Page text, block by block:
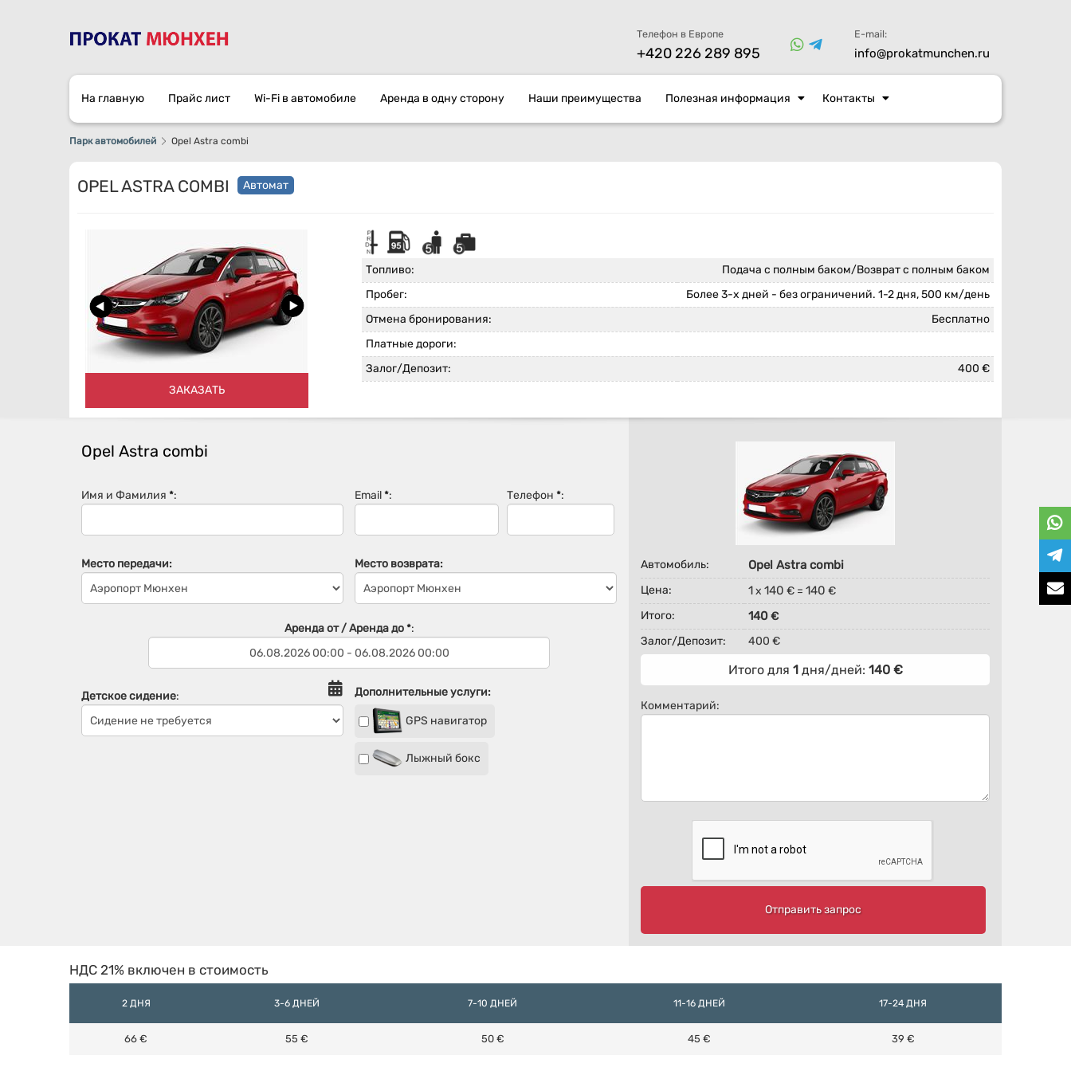
Телефон в Европе
+420 226 289 895
E-mail:
info@prokatmunchen.ru
На главную Прайс лист Wi-Fi в автомобиле Аренда в одну сторону Наши преимущества Полезная информация Контакты
Парк автомобилей Opel Astra combi
OPEL ASTRA COMBI Автомат
ЗАКАЗАТЬ
Топливо:
Подача с полным баком/Возврат с полным баком
Пробег:
Более 3-х дней - без ограничений. 1-2 дня, 500 км/день
Отмена бронирования:
Бесплатно
Платные дороги:
Залог/Депозит:
400 €
Opel Astra combi
Имя и Фамилия *: Email*: Телефон *:
Место передачи: Место возврата:
Аренда от / Аренда до *:
Детское сидение: Дополнительные услуги:
GPS навигатор
Лыжный бокс
Автомобиль: Opel Astra combi
Цена: 1x 140 € = 140 €
Итого:
140€
Залог/Депозит:
400 €
Итого для 1дня/дней: 140€
Комментарий:
Отправить запрос
НДС 21% включен в стоимость
2 ДНЯ 3-6 ДНЕЙ 7-10 ДНЕЙ 11-16 ДНЕЙ 17-24 ДНЯ
66 € 55 € 50 € 45 € 39 €